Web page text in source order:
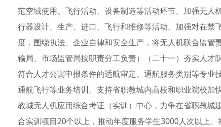
范空域使用、飞行活动、设备制造等活动环节。加强无
行器设计、生产、进口、飞行和维修等活动。加强对在
度，围绕执法、企业自律和安全生产，将无人机联合监
输局、市场监管局按职责分工负责）（二十一）夯实人
符合人才公寓申报条件的适航审定、通航服务类别等专
通航飞行等业务培训。支持省职教城内高校和职业院校
教城无人机应用综合考证（实训）中心，力争在省职教
合实训项目20个以上，推动年度服务学生3000人次以上